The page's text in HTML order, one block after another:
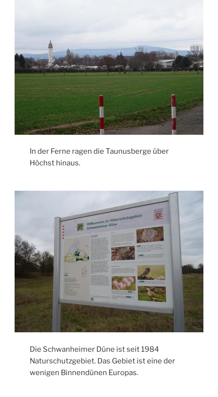
In der Ferne ragen die Taunusberge über
Höchst hinaus.
Die Schwanheimer Düne ist seit 1984
Naturschutzgebiet. Das Gebiet ist eine der
wenigen Binnendünen Europas.